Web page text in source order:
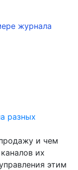
журнала
разных
и чем
их
этим